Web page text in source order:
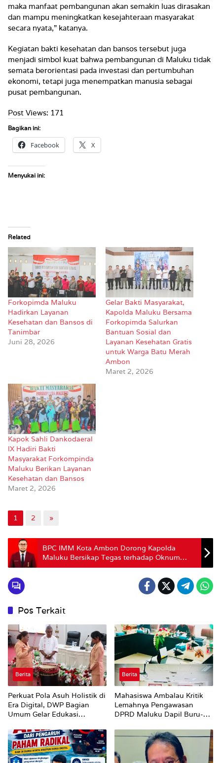
maka manfaat pembangunan akan semakin luas dirasakan
dan mampu meningkatkan kesejahteraan masyarakat
secara nyata,” katanya.
Kegiatan bakti kesehatan dan bansos tersebut juga
menjadi simbol kuat bahwa pembangunan di Maluku tidak
semata berorientasi pada investasi dan pertumbuhan
ekonomi, tetapi juga menempatkan manusia sebagai
pusat pembangunan.
Post Views: 171
Bagikan ini:
Facebook X
Menyukai ini:
Related
Forkopimda Maluku
Hadirkan Layanan
Kesehatan dan Bansos di
Tanimbar
Juni 28, 2026
Gelar Bakti Masyarakat,
Kapolda Maluku Bersama
Forkopimda Salurkan
Bantuan Sosial dan
Layanan Kesehatan Gratis
untuk Warga Batu Merah
Ambon
Maret 2, 2026
Kapok Sahli Dankodaeral
lX Hadiri Bakti
Masyarakat Forkompinda
Maluku Berikan Layanan
Kesehatan dan Bansos
Maret 2, 2026
1 2 »
BPC IMM Kota Ambon Dorong Kapolda
Maluku Bersikap Tegas terhadap Oknum
Polisi Terduga Mafia BBM di Bula
Pos Terkait
Berita
Perkuat Pola Asuh Holistik di
Era Digital, DWP Bagian
Umum Gelar Edukasi
Berita
Mahasiswa Ambalau Kritik
Lemahnya Pengawasan
DPRD Maluku Dapil Buru-
Perubahan Status Jalan